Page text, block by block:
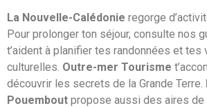
La Nouvelle-Calédonie regorge
Pour prolonger ton séjour, consulte nos
t’aident à planifier tes randonnées et tes
culturelles. Outre-mer Tourisme
découvrir les secrets de la Grande Terre.
Pouembout propose aussi des aires